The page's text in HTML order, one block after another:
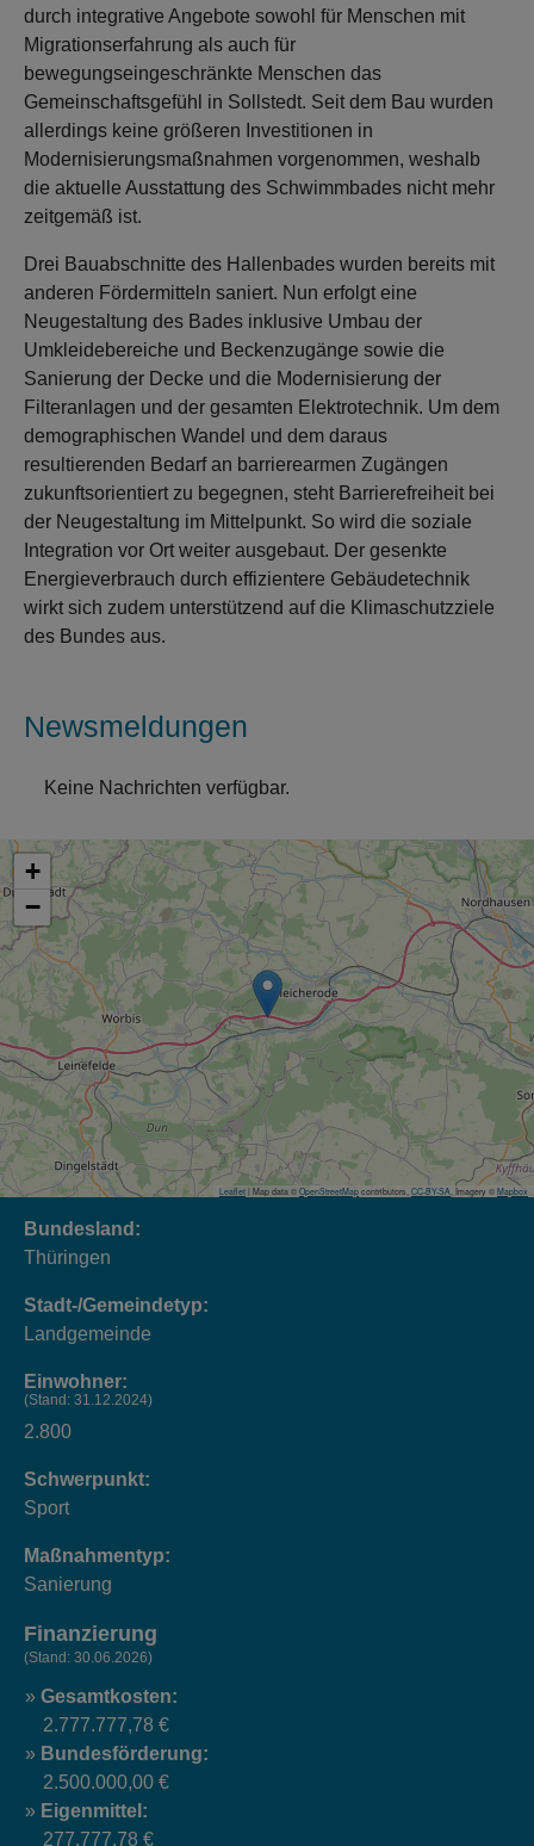
durch integrative Angebote sowohl für Menschen mit
Migrationserfahrung als auch für
bewegungseingeschränkte Menschen das
Gemeinschaftsgefühl in Sollstedt. Seit dem Bau wurden
allerdings keine größeren Investitionen in
Modernisierungsmaßnahmen vorgenommen, weshalb
die aktuelle Ausstattung des Schwimmbades nicht mehr
zeitgemäß ist.
Drei Bauabschnitte des Hallenbades wurden bereits mit
anderen Fördermitteln saniert. Nun erfolgt eine
Neugestaltung des Bades inklusive Umbau der
Umkleidebereiche und Beckenzugänge sowie die
Sanierung der Decke und die Modernisierung der
Filteranlagen und der gesamten Elektrotechnik. Um dem
demographischen Wandel und dem daraus
resultierenden Bedarf an barrierearmen Zugängen
zukunftsorientiert zu begegnen, steht Barrierefreiheit bei
der Neugestaltung im Mittelpunkt. So wird die soziale
Integration vor Ort weiter ausgebaut. Der gesenkte
Energieverbrauch durch effizientere Gebäudetechnik
wirkt sich zudem unterstützend auf die Klimaschutzziele
des Bundes aus.
Newsmeldungen
Keine Nachrichten verfügbar.
+
−
Leaflet | Map data © OpenStreetMap contributors, CC-BY-SA, Imagery © Mapbox
Bundesland:
Thüringen
Stadt-/Gemeindetyp:
Landgemeinde
Einwohner:
(Stand: 31.12.2024)
2.800
Schwerpunkt:
Sport
Maßnahmentyp:
Sanierung
Finanzierung
(Stand: 30.06.2026)
Gesamtkosten:
2.777.777,78 €
Bundesförderung:
2.500.000,00 €
Eigenmittel:
277.777,78 €